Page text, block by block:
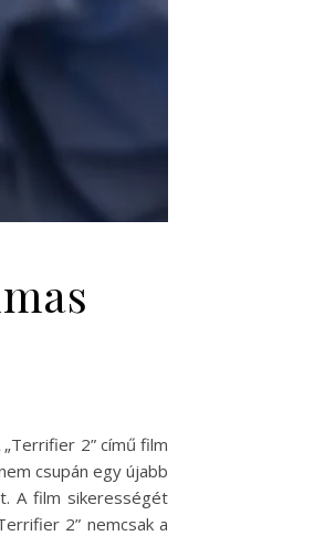
2” című film
csupán egy újabb
A film sikerességét
2” nemcsak a